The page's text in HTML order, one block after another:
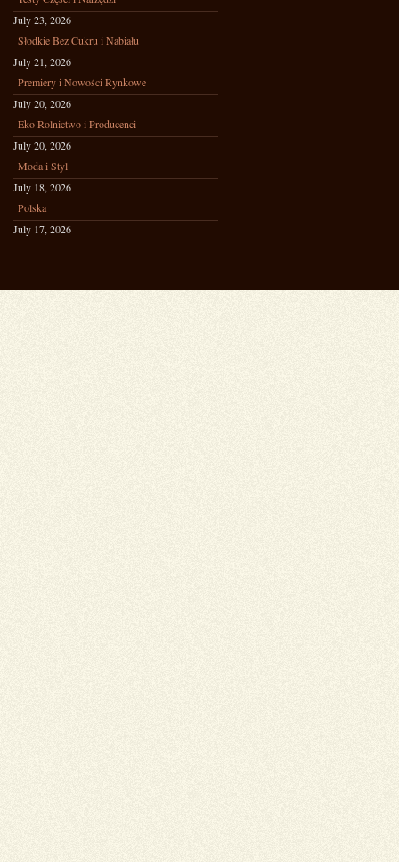
July 23, 2026
Słodkie Bez Cukru i Nabiału
July 21, 2026
Premiery i Nowości Rynkowe
July 20, 2026
Eko Rolnictwo i Producenci
July 20, 2026
Moda i Styl
July 18, 2026
Polska
July 17, 2026